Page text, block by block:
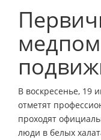
В воскресенье, 19
отметят
проходят
люди в белых